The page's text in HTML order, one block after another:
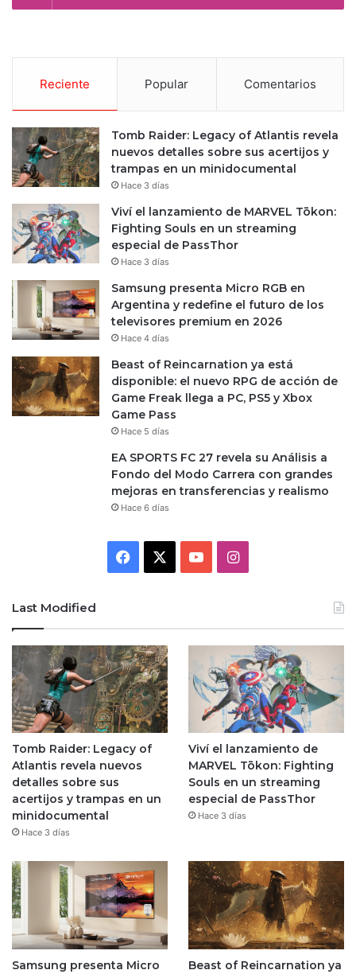
Reciente Popular Comentarios
Tomb Raider: Legacy of Atlantis revela
nuevos detalles sobre sus acertijos y
trampas en un minidocumental
Hace 3 días
Viví el lanzamiento de MARVEL Tōkon:
Fighting Souls en un streaming
especial de PassThor
Hace 3 días
Samsung presenta Micro RGB en
Argentina y redefine el futuro de los
televisores premium en 2026
Hace 4 días
Beast of Reincarnation ya está
disponible: el nuevo RPG de acción de
Game Freak llega a PC, PS5 y Xbox
Game Pass
Hace 5 días
EA SPORTS FC 27 revela su Análisis a
Fondo del Modo Carrera con grandes
mejoras en transferencias y realismo
Hace 6 días
Facebook YouTubeInstagram
Last Modified
Tomb Raider: Legacy of
Atlantis revela nuevos
detalles sobre sus
acertijos y trampas en un
minidocumental
Hace 3 días
Viví el lanzamiento de
MARVEL Tōkon: Fighting
Souls en un streaming
especial de PassThor
Hace 3 días
Samsung presenta Micro
Beast of Reincarnation ya